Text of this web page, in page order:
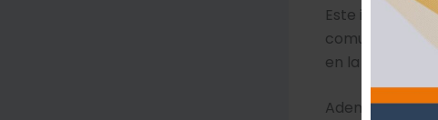
Este
comunidad,
en la crianza
Además de